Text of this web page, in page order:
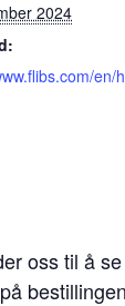
oss til å
2024
en/